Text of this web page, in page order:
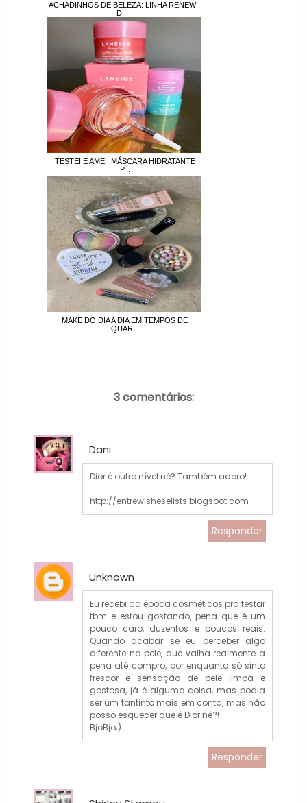
ACHADINHOS DE BELEZA: LINHA RENEW
D...
TESTEI E AMEI: MÁSCARA HIDRATANTE
P...
MAKE DO DIA A DIA EM TEMPOS DE
QUAR...
3 comentários:
Dani
Dior é outro nível né? Também adoro!
http://entrewisheselists.blogspot.com
Responder
Unknown
Eu recebi da época cosméticos pra testar
tbm e estou gostando, pena que é um
pouco caro, duzentos e poucos reais.
Quando acabar se eu perceber algo
diferente na pele, que valha realmente a
pena até compro, por enquanto só sinto
frescor e sensação de pele limpa e
gostosa, já é alguma coisa, mas podia
ser um tantinto mais em conta, mas não
posso esquecer que é Dior né?!
BjoBjo;)
Responder